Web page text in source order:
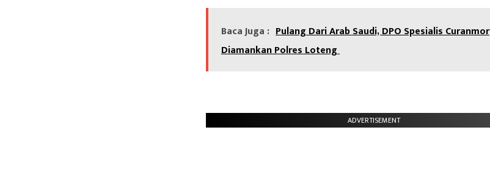
Baca Juga : ‎Pulang Dari Arab Saudi, DPO Spesialis Curanmor
Diamankan Polres Loteng
ADVERTISEMENT